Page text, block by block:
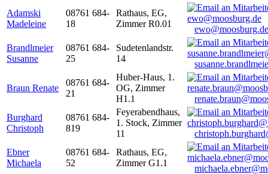
Adamski
Madeleine
08761 684-
18
Rathaus, EG,
Zimmer R0.01
ewo@moosburg.de
Brandlmeier
Susanne
08761 684-
25
Sudetenlandstr.
14
Braun Renate
08761 684-
21
Huber-Haus, 1.
OG, Zimmer
H1.1
Burghard
Christoph
08761 684-
819
Feyerabendhaus,
1. Stock, Zimmer
11
Ebner
Michaela
08761 684-
52
Rathaus, EG,
Zimmer G1.1